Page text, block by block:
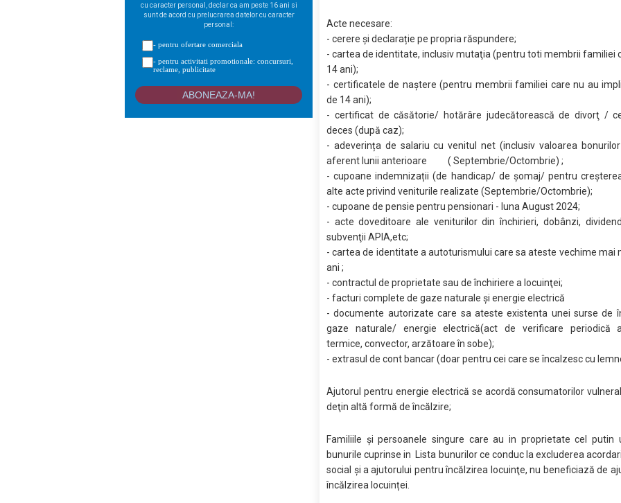
cu caracter personal, declar ca am peste 16 ani si
sunt de acord cu prelucrarea datelor cu caracter
personal:
- pentru ofertare comerciala
- pentru activitati promotionale: concursuri,
reclame, publicitate
Acte necesare:
- cerere și declarație pe propria răspundere;
- cartea de identitate, inclusiv mutaţia (pentru toti membrii familiei
14 ani);
- certificatele de naștere (pentru membrii familiei care nu au
de 14 ani);
- certificat de căsătorie/ hotărâre judecătorească de divorţ /
deces (după caz);
- adeverința de salariu cu venitul net (inclusiv valoarea
aferent lunii anterioare ( Septembrie/Octombrie) ;
- cupoane indemnizații (de handicap/ de şomaj/ pentru
alte acte privind veniturile realizate (Septembrie/Octombrie);
- cupoane de pensie pentru pensionari - luna August 2024;
- acte doveditoare ale veniturilor din închirieri, dobânzi,
subvenţii APIA,etc;
- cartea de identitate a autoturismului care sa ateste vechime mai
ani ;
- contractul de proprietate sau de închiriere a locuinţei;
- facturi complete de gaze naturale și energie electrică
- documente autorizate care sa ateste existenta unei surse de
gaze naturale/ energie electrică(act de verificare periodică
termice, convector, arzătoare în sobe);
- extrasul de cont bancar (doar pentru cei care se încalzesc cu
Ajutorul pentru energie electrică se acordă consumatorilor
deţin altă formă de încălzire;
Familiile și persoanele singure care au in proprietate cel putin
bunurile cuprinse in Lista bunurilor ce conduc la excluderea
social şi a ajutorului pentru încălzirea locuinţe, nu beneficiază de
încălzirea locuinței.